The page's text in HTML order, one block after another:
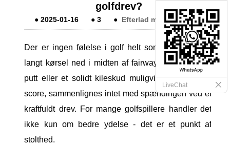
golfdrev?
●2025-01-16 ●3 ● Efterlad mig en besked
Der er ingen følelse i golf helt som at smadre et
langt kørsel ned i midten af ​​fairway. Mens en stor
putt eller et solidt kileskud muligvis forbedrer din
score, sammenlignes intet med spændingen ved et
kraftfuldt drev. For mange golfspillere handler det
ikke kun om bedre ydelse - det er et punkt af
stolthed.
LiveChat